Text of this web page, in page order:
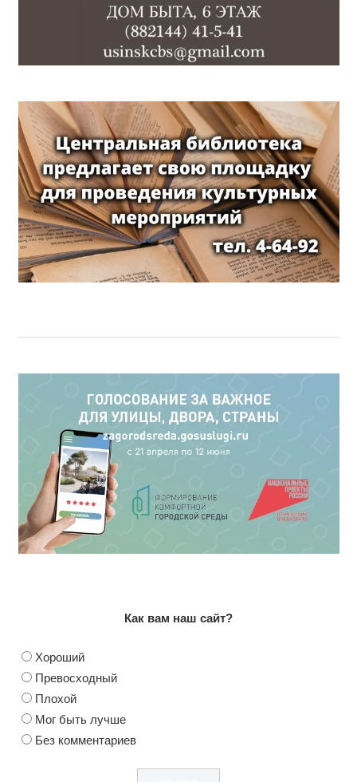
Как вам наш сайт?
Хороший
Превосходный
Плохой
Мог быть лучше
Без комментариев